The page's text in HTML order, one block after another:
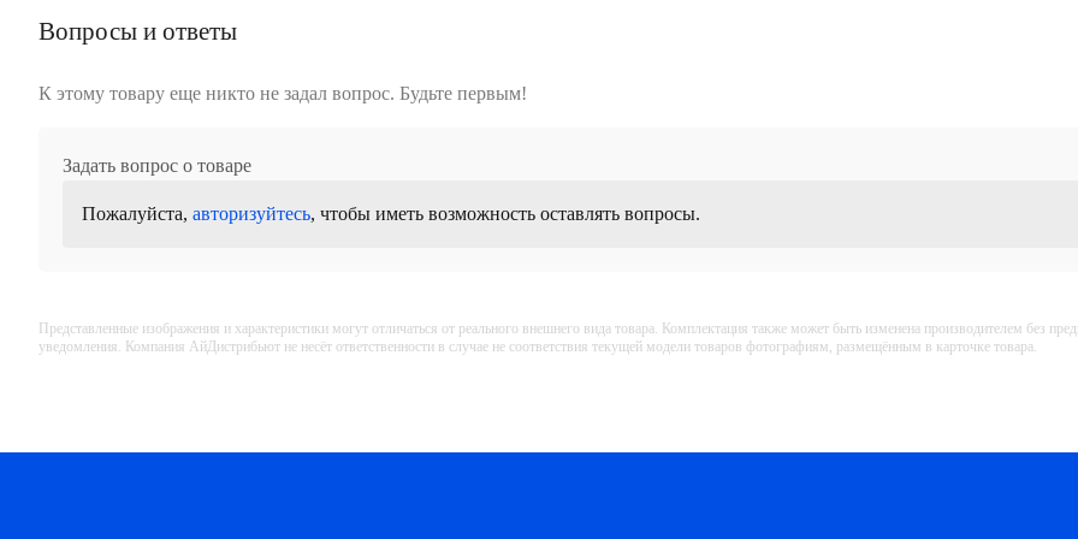
Вопросы и ответы
К этому товару еще никто не задал вопрос. Будьте первым!
Задать вопрос о товаре
Пожалуйста, авторизуйтесь, чтобы иметь возможность оставлять вопросы.
Представленные изображения и характеристики могут отличаться от реального внешнего вида товара. Комплектация также может быть изменена производителем без
уведомления. Компания АйДистрибьют не несёт ответственности в случае не соответствия текущей модели товаров фотографиям, размещённым в карточке товара.